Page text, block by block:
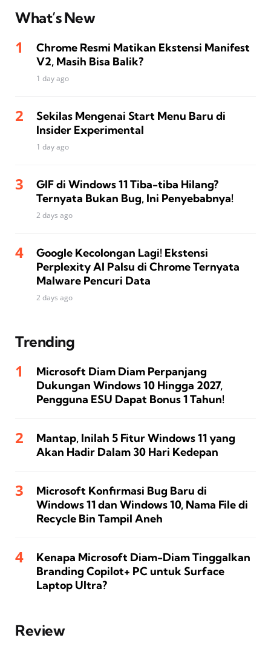
What’s New
Chrome Resmi Matikan Ekstensi Manifest
V2, Masih Bisa Balik?
1 day ago
Sekilas Mengenai Start Menu Baru di
Insider Experimental
1 day ago
GIF di Windows 11 Tiba-tiba Hilang?
Ternyata Bukan Bug, Ini Penyebabnya!
2 days ago
Google Kecolongan Lagi! Ekstensi
Perplexity AI Palsu di Chrome Ternyata
Malware Pencuri Data
2 days ago
Trending
Microsoft Diam Diam Perpanjang
Dukungan Windows 10 Hingga 2027,
Pengguna ESU Dapat Bonus 1 Tahun!
Mantap, Inilah 5 Fitur Windows 11 yang
Akan Hadir Dalam 30 Hari Kedepan
Microsoft Konfirmasi Bug Baru di
Windows 11 dan Windows 10, Nama File di
Recycle Bin Tampil Aneh
Kenapa Microsoft Diam-Diam Tinggalkan
Branding Copilot+ PC untuk Surface
Laptop Ultra?
Review